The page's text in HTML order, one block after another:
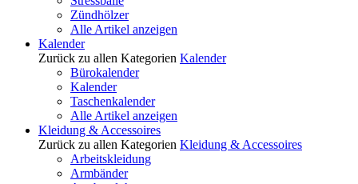
Zündhölzer
Alle Artikel anzeigen
Kalender
Zurück zu allen Kategorien Kalender
Bürokalender
Kalender
Taschenkalender
Alle Artikel anzeigen
Kleidung & Accessoires
Zurück zu allen Kategorien Kleidung & Accessoires
Arbeitskleidung
Armbänder